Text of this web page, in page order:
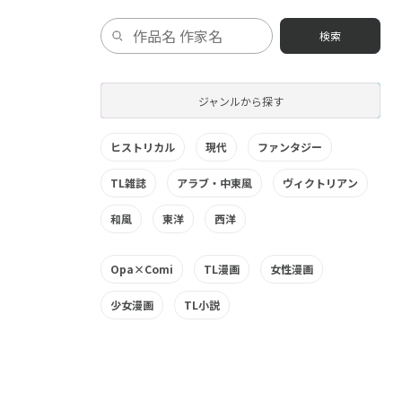
検索
ジャンルから探す
ヒストリカル 現代 ファンタジー
TL雑誌 アラブ・中東風 ヴィクトリアン
和風 東洋 西洋
Opa×Comi TL漫画 女性漫画
少女漫画 TL小説